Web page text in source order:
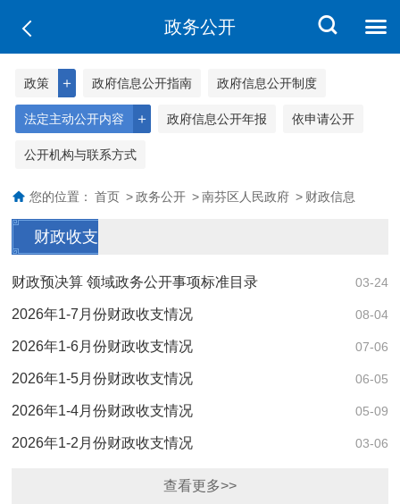
政务公开
＋
政策 政府信息公开指南 政府信息公开制度
＋
法定主动公开内容 政府信息公开年报 依申请公开
公开机构与联系方式
您的位置： 首页 > 政务公开 > 南芬区人民政府 > 财政信息
财政收支
03-24
财政预决算 领域政务公开事项标准目录
08-04
2026年1-7月份财政收支情况
07-06
2026年1-6月份财政收支情况
06-05
2026年1-5月份财政收支情况
05-09
2026年1-4月份财政收支情况
03-06
2026年1-2月份财政收支情况
查看更多>>